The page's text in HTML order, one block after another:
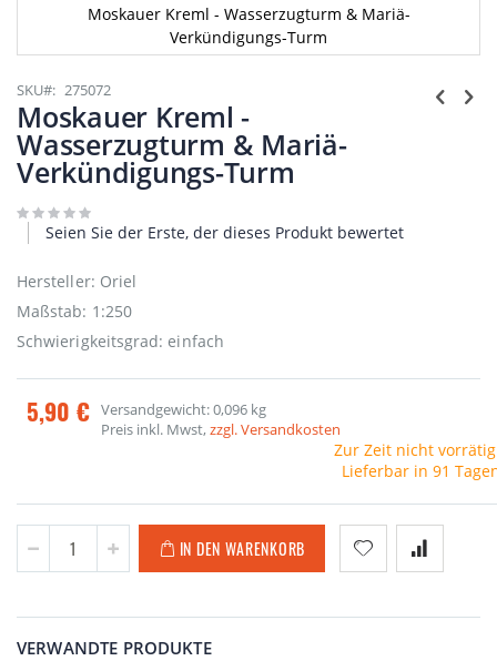
Moskauer Kreml - Wasserzugturm & Mariä-
Verkündigungs-Turm
Anfang
der
Bildgalerie
springen
SKU 275072
Moskauer Kreml -
Wasserzugturm & Mariä-
Verkündigungs-Turm
Seien Sie der Erste, der dieses Produkt bewertet
Hersteller: Oriel
Maßstab: 1:250
Schwierigkeitsgrad: einfach
5,90 € Versandgewicht: 0,096 kg
Preis inkl. Mwst,zzgl. Versandkosten
Zur Zeit nicht
Lieferbar in 91
IN DEN WARENKORB
VERWANDTE PRODUKTE